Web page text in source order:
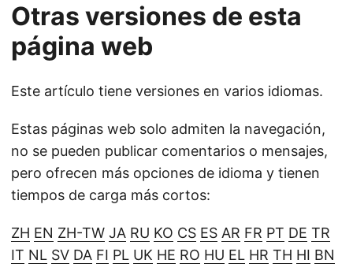
Otras versiones de esta
página web
Este artículo tiene versiones en varios idiomas.
Estas páginas web solo admiten la navegación,
no se pueden publicar comentarios o mensajes,
pero ofrecen más opciones de idioma y tienen
tiempos de carga más cortos:
ZH EN ZH-TW JA RU KO CS ES AR FR PT DE TR
IT NL SV DA FI PL UK HE RO HU EL HR TH HI BN